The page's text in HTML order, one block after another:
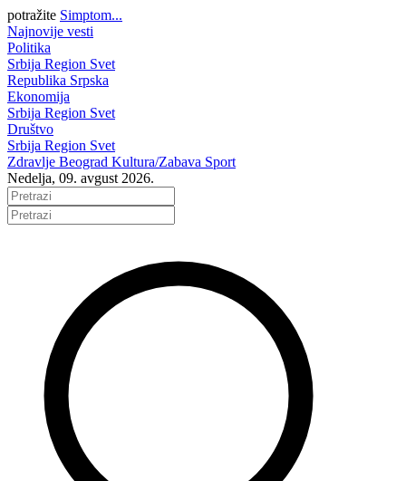
potražite Simptom...
Najnovije vesti
Politika
Srbija Region Svet
Republika Srpska
Ekonomija
Srbija Region Svet
Društvo
Srbija Region Svet
Zdravlje Beograd Kultura/Zabava Sport
Nedelja, 09. avgust 2026.